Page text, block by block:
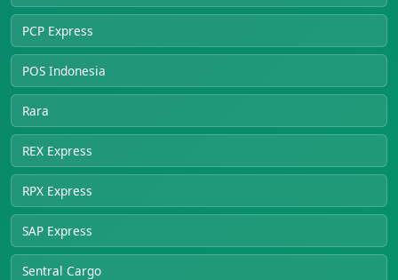
PCP Express
POS Indonesia
Rara
REX Express
RPX Express
SAP Express
Sentral Cargo